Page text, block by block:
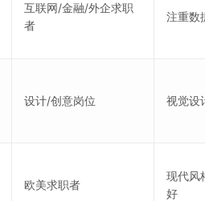
互联网/金融/外企求职
者
注重数
设计/创意岗位 视觉设
欧美求职者
现代风
好